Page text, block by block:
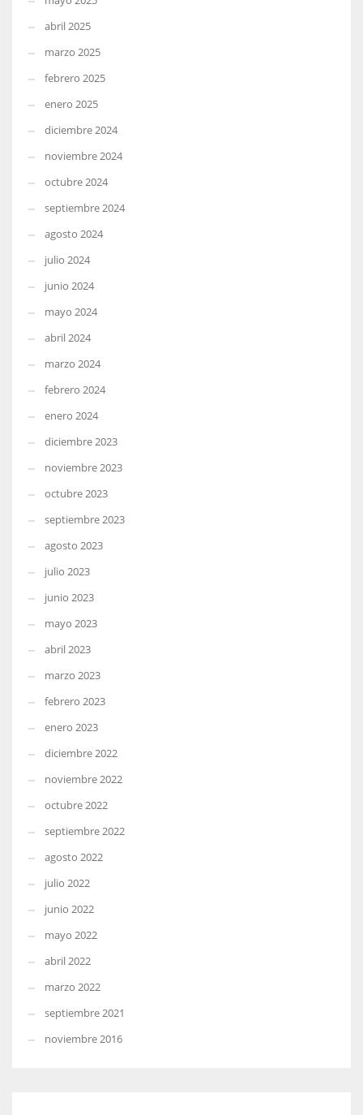
abril 2025
marzo 2025
febrero 2025
enero 2025
diciembre 2024
noviembre 2024
octubre 2024
septiembre 2024
agosto 2024
julio 2024
junio 2024
mayo 2024
abril 2024
marzo 2024
febrero 2024
enero 2024
diciembre 2023
noviembre 2023
octubre 2023
septiembre 2023
agosto 2023
julio 2023
junio 2023
mayo 2023
abril 2023
marzo 2023
febrero 2023
enero 2023
diciembre 2022
noviembre 2022
octubre 2022
septiembre 2022
agosto 2022
julio 2022
junio 2022
mayo 2022
abril 2022
marzo 2022
septiembre 2021
noviembre 2016